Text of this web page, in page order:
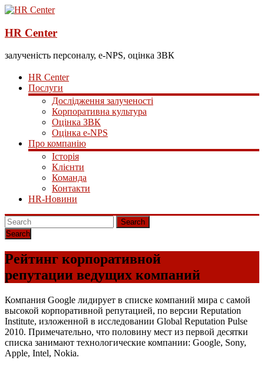
HR Center
залученість персоналу, e-NPS, оцінка ЗВК
HR Center
Послуги
Дослідження залученості
Корпоративна культура
Оцінка ЗВК
Оцінка e-NPS
Про компанію
Історія
Клієнти
Команда
Контакти
HR-Новини
Search
Рейтинг корпоративной
репутации ведущих компаний
Компания Google лидирует в списке компаний мира с самой
высокой корпоративной репутацией, по версии Reputation
Institute, изложенной в исследовании Global Reputation Pulse
2010. Примечательно, что половину мест из первой десятки
списка занимают технологические компании: Google, Sony,
Apple, Intel, Nokia.